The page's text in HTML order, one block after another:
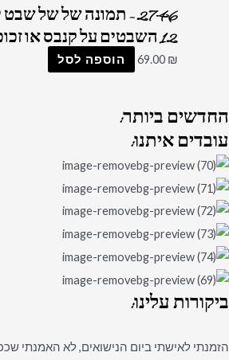
2746 – תמונה של של
12 השבטים על קנבס או זכוכית
69.00 ₪ הוספה לסל
החדשיםביותר:
עובדיםאיתנו:
ביקורותעלינו:
הזמנתי לאישתי ביום הנישואים, לא האמנתי